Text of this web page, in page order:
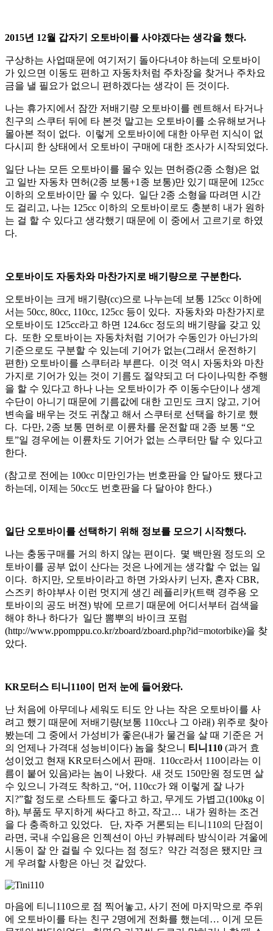
사
기
2015년 12월 갑자기 오토바이를 사야겠다는 생각을 했다.
구상하는 사업때문에 여기저기 돌아다녀야 하는데 오토바이
가 있으면 이동도 편하고 자동차처럼 주차장을 찾거나 주차요
금을 낼 필요가 없으니 편하겠다는 생각이 든 것이다.
나는 휴가지에서 잠깐 저배기량 오토바이를 렌트해서 타거나
친구의 스쿠터 뒤에 타 본것 말고는 오토바이를 소유해보거나
몰아본 적이 없다. 이렇게 오토바이에 대한 아무런 지식이 없
다시피 한 상태에서 오토바이 구매에 대한 조사가 시작되었다.
일단 나는 모든 오토바이를 몰수 있는 면허증(2종 소형)은 없
고 일반 자동차 면허(2종 보통+1종 보통)만 있기 때문에 125cc
이하의 오토바이만 몰 수 있다. 일단 2종 소형을 따려면 시간
도 걸리고, 나는 125cc 이하의 오토바이로도 충분히 내가 원하
는 걸 할 수 있다고 생각했기 때문에 이 중에서 고르기로 하였
다.
오토바이도 자동차와 마찬가지로 배기량으로 구분한다.
오토바이는 크게 배기량(cc)으로 나누는데 보통 125cc 이하에
서는 50cc, 80cc, 110cc, 125cc 등이 있다. 자동차와 마찬가지로
오토바이도 125cc라고 하면 124.6cc 정도의 배기량을 갖고 있
다. 또한 오토바이는 자동차처럼 기어가 수동인가 아닌가의
기준으로도 구분할 수 있는데 기어가 없는(그래서 운전하기
편한) 오토바이를 스쿠터라 부른다. 이것 역시 자동차와 마찬
가지로 기어가 있는 것이 기름도 절약되고 더 다이나믹한 주행
을 할 수 있다고 하나 나는 오토바이가 주 이동수단이나 생계
수단이 아니기 때문에 기름값에 대한 고민도 크지 않고, 기어
변속을 배우는 것도 귀찮고 해서 스쿠터로 선택을 하기로 했
다. 다만, 2종 보통 면허로 이륜차를 운전할 때 2종 보통 “오
토”일 경우에는 이륜차도 기어가 없는 스쿠터만 탈 수 있다고
한다.
(참고로 전에는 100cc 미만인가는 번호판을 안 달아도 됐다고
하는데, 이제는 50cc도 번호판을 다 달아야 한다.)
일단 오토바이를 선택하기 위해 정보를 모으기 시작했다.
나는 충동구매를 거의 하지 않는 편이다. 몇 백만원 정도의 오
토바이를 공부 없이 산다는 것은 나에게는 생각할 수 없는 일
이다. 하지만, 오토바이라고 하면 가와사키 닌자, 혼자 CBR,
스즈키 하야부사 이런 멋지게 생긴 레플리카(트랙 경주용 오
토바이의 공도 버젼) 밖에 모르기 때문에 어디서부터 검색을
해야 하나 하다가 일단 뽐뿌의 바이크 포럼
(http://www.ppomppu.co.kr/zboard/zboard.php?id=motorbike)을 찾
았다.
KR모터스 티니110이 먼저 눈에 들어왔다.
난 처음에 아무데나 세워도 티도 안 나는 작은 오토바이를 사
려고 했기 때문에 저배기량(보통 110cc나 그 아래) 위주로 찾아
봤는데 그 중에서 가성비가 좋은(내가 물건을 살 때 기준은 거
의 언제나 가격대 성능비이다) 놈을 찾으니 티니110 (과거 효
성이었고 현재 KR모터스에서 판매. 110cc라서 110이라는 이
름이 붙어 있음)라는 놈이 나왔다. 새 것도 150만원 정도면 살
수 있으니 가격도 착하고, “어, 110cc가 왜 이렇게 잘 나가
지?”할 정도로 스타트도 좋다고 하고, 무게도 가볍고(100kg 이
하), 부품도 무지하게 싸다고 하고, 작고… 내가 원하는 조건
을 다 충족하고 있었다. 단, 자주 거론되는 티니110의 단점이
라면, 국내 수입용은 인젝션이 아닌 카뷰레타 방식이라 겨울에
시동이 잘 안 걸릴 수 있다는 점 정도? 약간 걱정은 됐지만 크
게 우려할 사항은 아닌 것 같았다.
마음에 티니110으로 점 찍어놓고, 사기 전에 마지막으로 주위
에 오토바이를 타는 친구 2명에게 전화를 했는데… 이게 모든